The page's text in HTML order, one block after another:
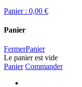
Panier : 0,00 €
Panier
FermerPanier
Le panier est vide
Panier Commander